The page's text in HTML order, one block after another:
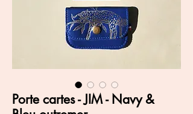
Porte cartes - JIM - Navy &